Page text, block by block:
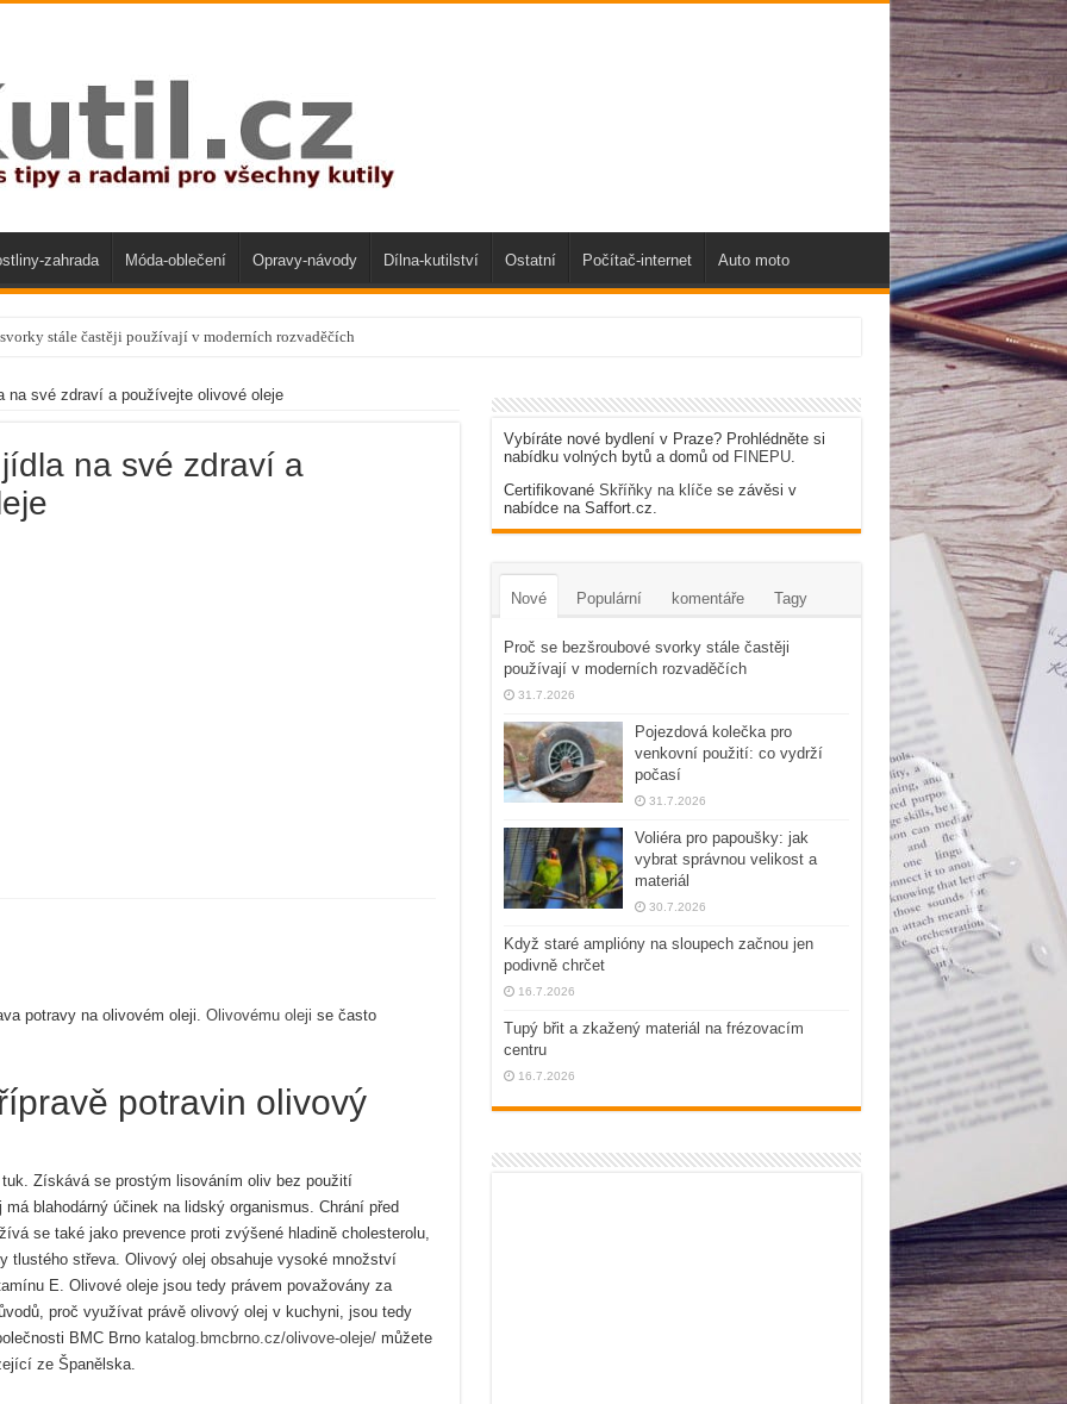
zahrada Móda-oblečení Opravy-návody Dílna-kutilství Ostatní Počítač-internet Auto moto
svorky stále častěji používají v moderních rozvaděčích
na své zdraví a používejte olivové oleje
na své zdraví a
potravy na olivovém oleji. Olivovému oleji se často
potravin olivový
Získává se prostým lisováním oliv bez použití
blahodárný účinek na lidský organismus. Chrání před
se také jako prevence proti zvýšené hladině cholesterolu,
tlustého střeva. Olivový olej obsahuje vysoké množství
E. Olivové oleje jsou tedy právem považovány za
proč využívat právě olivový olej v kuchyni, jsou tedy
BMC Brno katalog.bmcbrno.cz/olivove-oleje/můžete
ze Španělska.
Vybíráte nové bydlení v Praze? Prohlédněte si
nabídku volných bytů a domů od FINEPU.
Certifikované Skříňky na klíčese závěsi v
nabídce na Saffort.cz.
Nové Populární komentáře Tagy
Proč se bezšroubové svorky stále častěji
používají v moderních rozvaděčích
31.7.2026
Pojezdová kolečka pro
venkovní použití: co vydrží
počasí
31.7.2026
Voliéra pro papoušky: jak
vybrat správnou velikost a
materiál
30.7.2026
Když staré amplióny na sloupech začnou jen
podivně chrčet
16.7.2026
Tupý břit a zkažený materiál na frézovacím
centru
16.7.2026